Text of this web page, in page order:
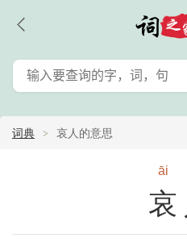
词典 哀人的意思
āi
哀